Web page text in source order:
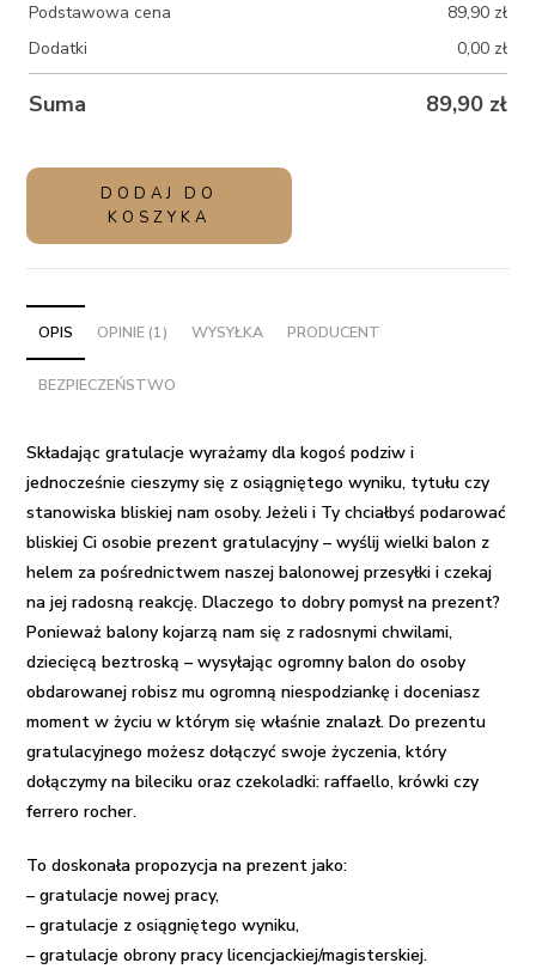
Podstawowa cena 89,90 zł
Dodatki
0,00 zł
Suma 89,90 zł
ilość
balon
z
helem
i
różowymi
w
pudełku
-
Gratulacje
DODAJ DO
KOSZYKA
OPIS OPINIE (1) WYSYŁKA PRODUCENT
BEZPIECZEŃSTWO
Składając gratulacje wyrażamy dla kogoś podziw i
jednocześnie cieszymy się z osiągniętego wyniku, tytułu czy
stanowiska bliskiej nam osoby. Jeżeli i Ty chciałbyś podarować
bliskiej Ci osobieprezent gratulacyjny –wyślij wielki balon z
helem za pośrednictwem naszej balonowej przesyłki i czekaj
na jej radosną reakcję. Dlaczego to dobrypomysł na prezent?
Ponieważ balony kojarzą nam się z radosnymi chwilami,
dziecięcą beztroską – wysyłając ogromny balon do osoby
obdarowanej robisz mu ogromną niespodziankę i doceniasz
moment w życiu w którym się właśnie znalazł. Do prezentu
gratulacyjnego możesz dołączyć swoje życzenia, który
dołączymy na bileciku oraz czekoladki: raffaello, krówki czy
ferrero rocher.
To doskonała propozycja na prezent jako:
– gratulacje nowej pracy,
– gratulacje z osiągniętego wyniku,
– gratulacje obrony pracy licencjackiej/magisterskiej.